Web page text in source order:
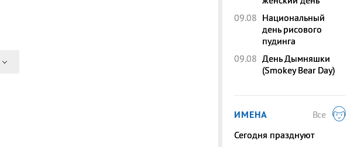
09.08 Национальный
день рисового
пудинга
09.08 День Дымняшки
(Smokey Bear Day)
ИМЕНА
Все
Сегодня празднуют